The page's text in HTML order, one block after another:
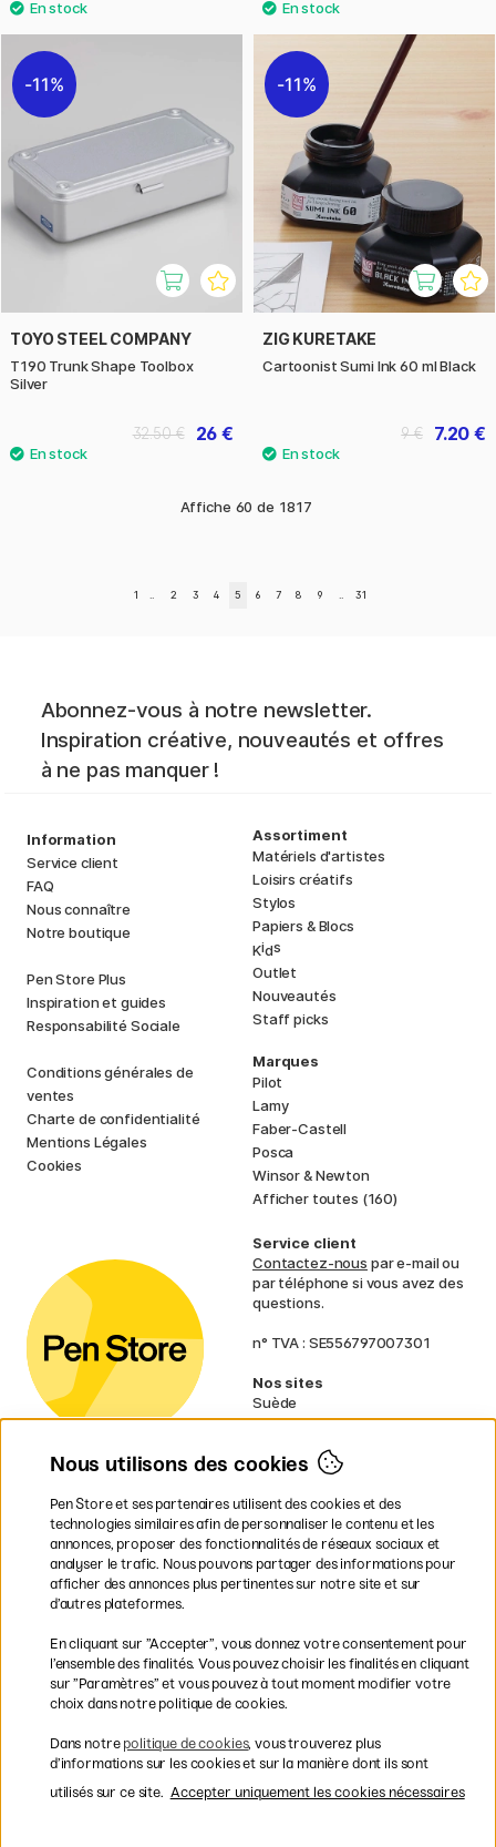
11%
TOYO STEEL COMPANY
T190 Trunk Shape Toolbox
Silver
26 €
32.50 €
11%
ZIG KURETAKE
Cartoonist Sumi Ink 60 ml Black
7.20 €
9 €
Affiche 60 de 1817
1 2 3 4 5 6 7 8 9 31
Abonnez-vous à notre newsletter.
Inspiration créative, nouveautés et offres
à ne pas manquer !
Information
Service client
FAQ
Nous connaître
Notre boutique
Pen Store Plus
Inspiration et guides
Responsabilité Sociale
Conditions générales de
ventes
Charte de confidentialité
Mentions Légales
Cookies
Assortiment
Matériels d'artistes
Loisirs créatifs
Stylos
Papiers & Blocs
Kids
Outlet
Nouveautés
Staff picks
Marques
Pilot
Lamy
Faber-Castell
Posca
Winsor & Newton
Afficher toutes (160)
Service client
Contactez-nous par e-mail ou
par téléphone si vous avez des
questions.
n° TVA : SE556797007301
Nos sites
Suède
Norvège
Finlande
Irlande
Pays-Bas
Royaume-Uni
UE
volumineux.
Les modes de paiement
Nous utilisons des cookies
Pen Store et ses partenaires utilisent des cookies et des
technologies similaires afin de personnaliser le contenu et les
annonces, proposer des fonctionnalités de réseaux sociaux et
analyser le trafic. Nous pouvons partager des informations pour
afficher des annonces plus pertinentes sur notre site et sur
d’autres plateformes.
En cliquant sur ”Accepter”, vous donnez votre consentement pour
l’ensemble des finalités. Vous pouvez choisir les finalités en cliquant
sur ”Paramètres” et vous pouvez à tout moment modifier votre
choix dans notre politique de cookies.
Dans notre politique de cookies, vous trouverez plus
d’informations sur les cookies et sur la manière dont ils sont
utilisés sur ce site. Accepter uniquement les cookies nécessaires